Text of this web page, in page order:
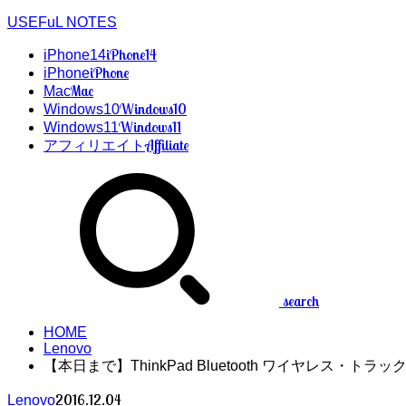
USEFuL NOTES
iPhone14iPhone14
iPhoneiPhone
MacMac
Windows10Windows10
Windows11Windows11
アフィリエイトAffiliate
search
HOME
Lenovo
【本日まで】ThinkPad Bluetooth ワイヤレス・トラッ
Lenovo2016.12.04